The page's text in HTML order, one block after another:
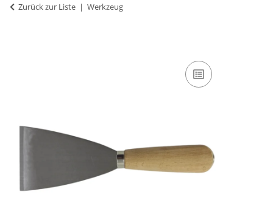
Zurück zur Liste Werkzeug